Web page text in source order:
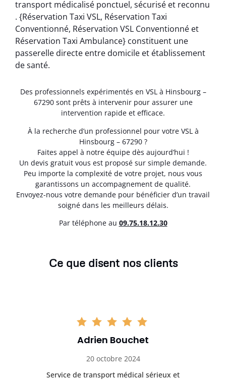
transport médicalisé ponctuel, sécurisé et reconnu
. {Réservation Taxi VSL, Réservation Taxi
Conventionné, Réservation VSL Conventionné et
Réservation Taxi Ambulance} constituent une
passerelle directe entre domicile et établissement
de santé.
Des professionnels expérimentés en VSL à Hinsbourg –
67290 sont prêts à intervenir pour assurer une
intervention rapide et efficace.
À la recherche d’un professionnel pour votre VSL à
Hinsbourg – 67290 ?
Faites appel à notre équipe dès aujourd’hui !
Un devis gratuit vous est proposé sur simple demande.
Peu importe la complexité de votre projet, nous vous
garantissons un accompagnement de qualité.
Envoyez-nous votre demande pour bénéficier d’un travail
soigné dans les meilleurs délais.
Par téléphone au 09.75.18.12.30
Ce que disent nos clients
Adrien Bouchet
20 octobre 2024
Service de transport médical sérieux et